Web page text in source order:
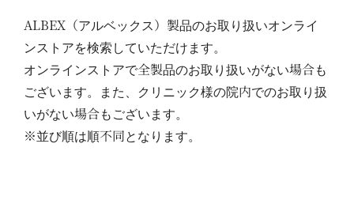
ALBEX（アルベックス）製品のお取り扱いオンライ
ンストアを検索していただけます。
オンラインストアで全製品のお取り扱いがない場合も
ございます。また、クリニック様の院内でのお取り扱
いがない場合もございます。
※並び順は順不同となります。